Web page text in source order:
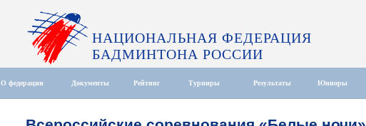
НАЦИОНАЛЬНАЯ ФЕДЕРАЦИЯ
БАДМИНТОНА РОССИИ
О федерации Документы Рейтинг Турниры Результаты Юниоры